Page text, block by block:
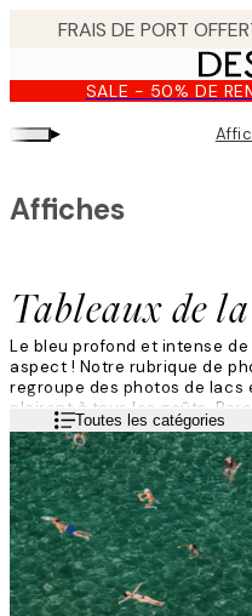
content.SALE - 50% DE
▸
Tableaux de
Affiches
Le bleu profond et intense
aspect ! Notre rubrique de
regroupe des photos de
plairont à tous les goûts.
le thème de la mer et
avant de les assortir à un
votre créa murale !
Lire la suiteToutes les catégories